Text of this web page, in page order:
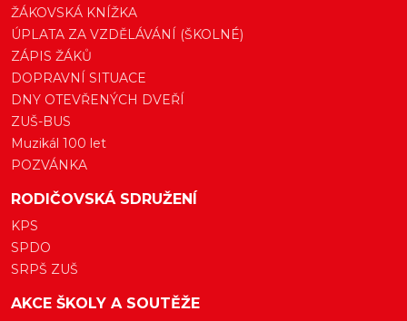
ŽÁKOVSKÁ KNÍŽKA
ÚPLATA ZA VZDĚLÁVÁNÍ (ŠKOLNÉ)
ZÁPIS ŽÁKŮ
DOPRAVNÍ SITUACE
DNY OTEVŘENÝCH DVEŘÍ
ZUŠ-BUS
Muzikál 100 let
POZVÁNKA
RODIČOVSKÁ SDRUŽENÍ
KPS
SPDO
SRPŠ ZUŠ
AKCE ŠKOLY A SOUTĚŽE